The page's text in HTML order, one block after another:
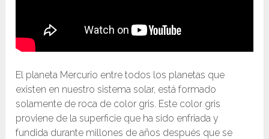
El planeta Mercurio entre todos los planetas que
existen en nuestro sistema solar, está formado
solamente de roca de color gris. Este color gris
proviene de la superficie que ha sido enfriada y
fundida durante millones de años después que se